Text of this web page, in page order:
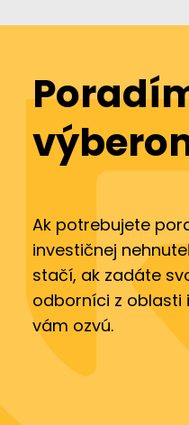
Ak potrebujete
investičnej
stačí, ak zadáte
odborníci z oblasti
vám ozvú.